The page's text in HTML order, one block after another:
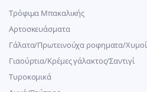
Τρόφιμα Μπακαλικής
Αρτοσκευάσματα
Γάλατα/Πρωτεινούχα ροφηματα/Χυμοί
Γιαούρτια/Κρέμες γάλακτος/Σαντιγί
Τυροκομικά